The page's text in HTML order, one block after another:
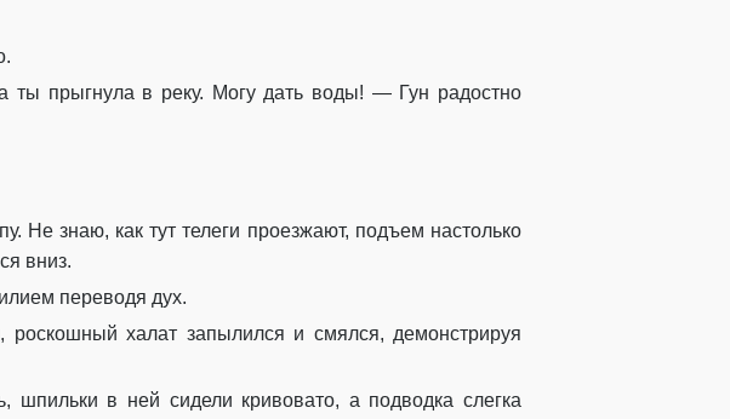
прыгнула в реку. Могу дать воды! — Гун радостно
Не знаю, как тут телеги проезжают, подъем настолько
вниз.
переводя дух.
роскошный халат запылился и смялся, демонстрируя
в ней сидели кривовато, а подводка слегка